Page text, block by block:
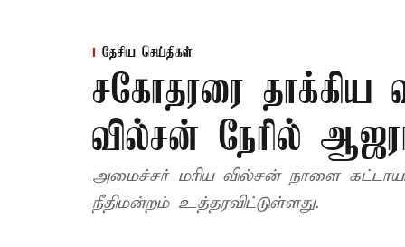
தேசிய செய்திகள்
சகோதரரை தாக்கிய
வில்சன் நேரில்
அமைச்சர் மரிய வில்சன் நாளை
நீதிமன்றம் உத்தரவிட்டுள்ளது.